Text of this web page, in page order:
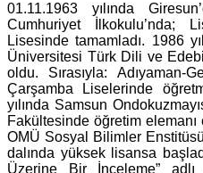
01.11.1963 yılında
Cumhuriyet İlkokulu’nda;
Lisesinde tamamladı. 1986
Üniversitesi Türk Dili ve
oldu. Sırasıyla: Adıyaman-
Çarşamba Liselerinde
yılında Samsun
Fakültesinde öğretim elemanı
OMÜ Sosyal Bilimler
dalında yüksek lisansa
Üzerine Bir İnceleme” adlı